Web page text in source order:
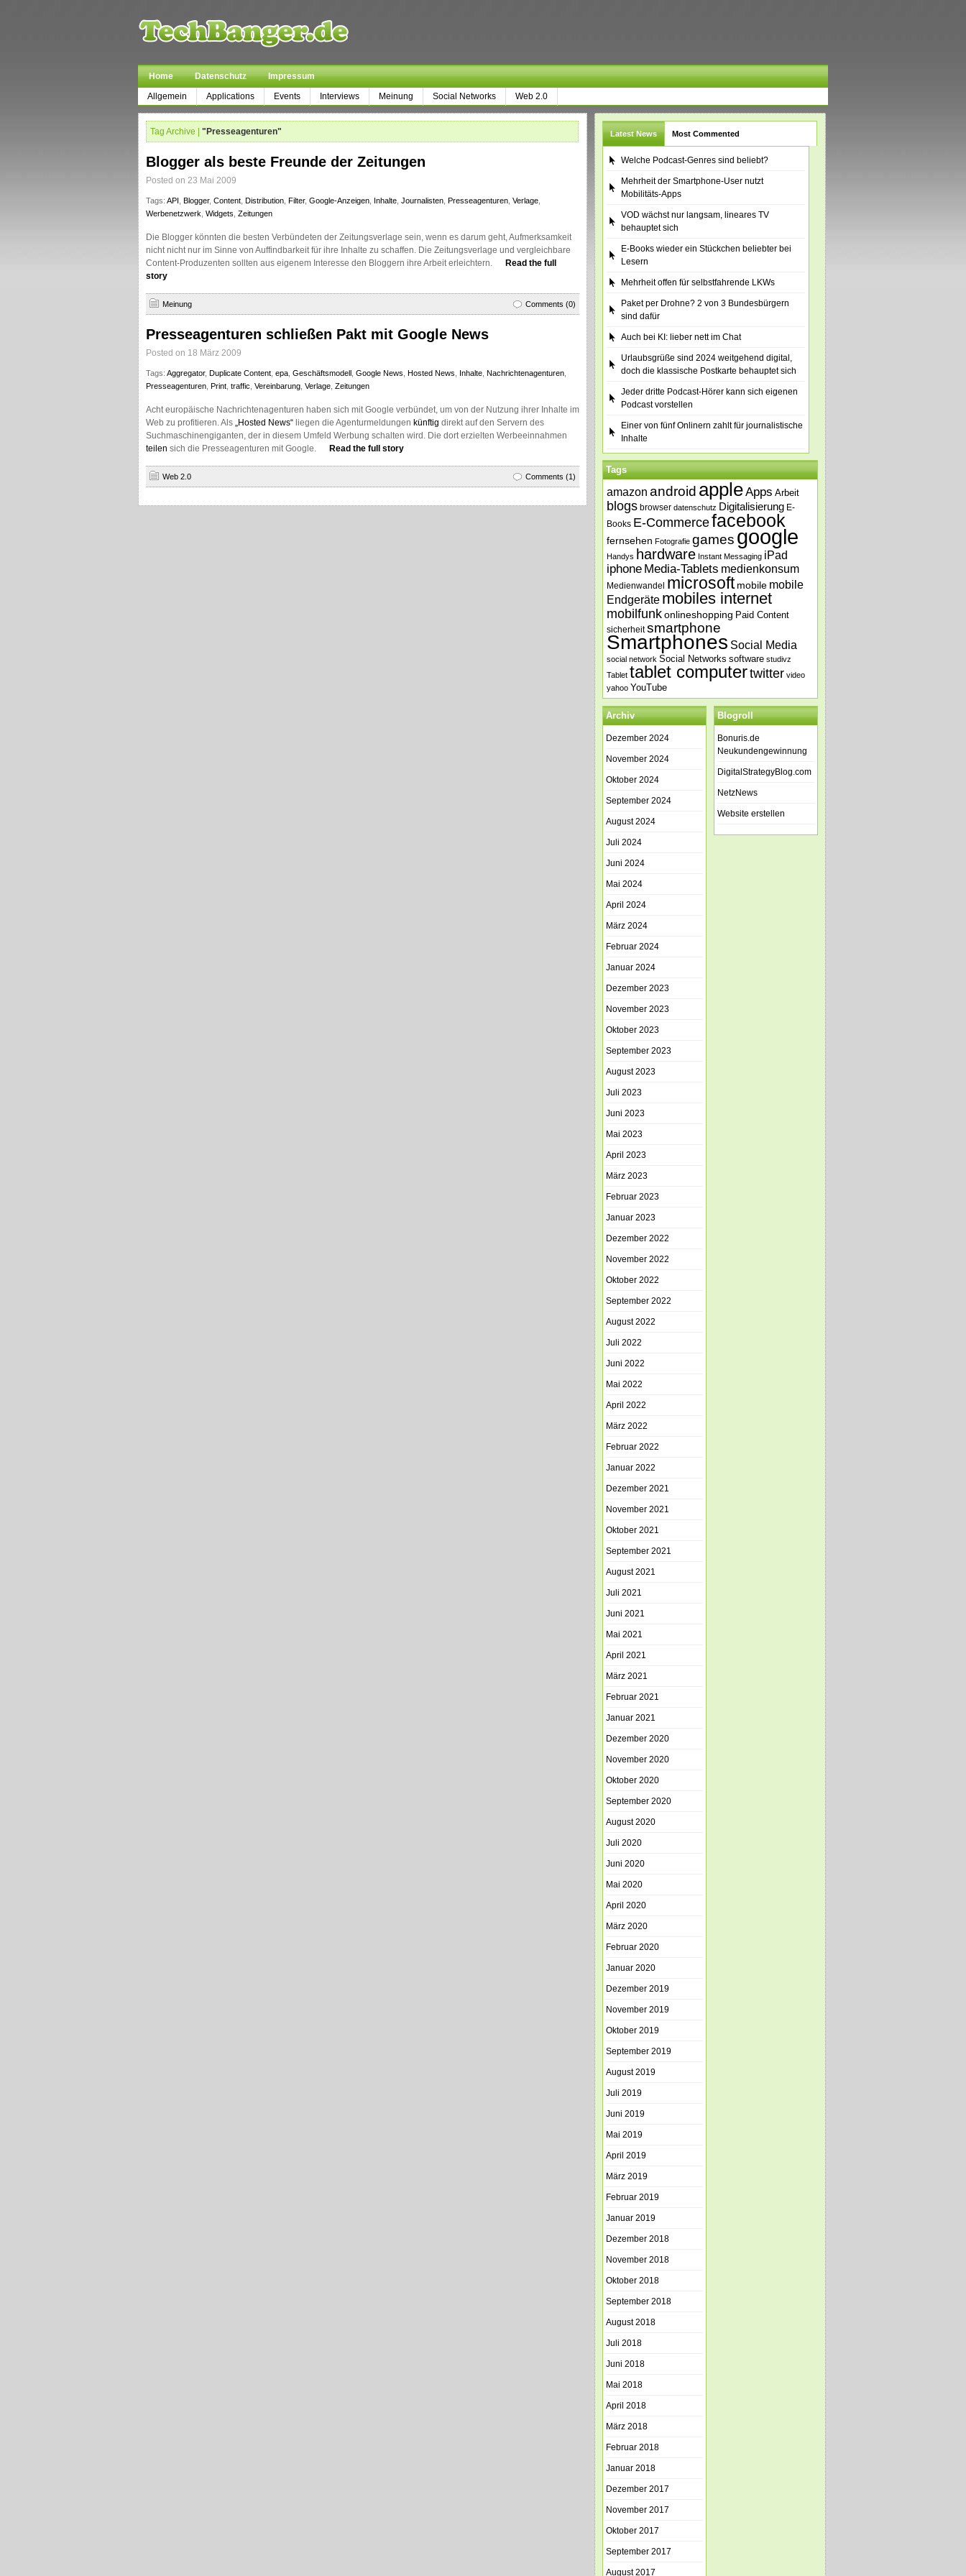
Home Datenschutz
Impressum
Allgemein
Applications Events Interviews Meinung Social Networks Web 2.0
Tag Archive | "Presseagenturen"
Blogger als beste Freunde der Zeitungen
Posted on 23 Mai 2009
Tags: API Blogger, Content Distribution Filter, Google-Anzeigen Inhalte Journalisten Presseagenturen Verlage
Werbenetzwerk Widgets Zeitungen
Die Blogger könnten die besten Verbündeten der Zeitungsverlage sein, wenn es darum geht, Aufmerksamkeit
nicht nicht nur im Sinne von Auffindbarkeit für ihre Inhalte zu schaffen. Die Zeitungsverlage und vergleichbare
Content-Produzenten sollten aus eigenem Interesse den Bloggern ihre Arbeit erleichtern.
Read the full
story
Meinung Comments (0)
Presseagenturen schließen Pakt mit Google News
Posted on 18 März 2009
Tags: Aggregator, Duplicate Content epa Geschäftsmodell Google News Hosted News Inhalte Nachrichtenagenturen
Presseagenturen Print traffic Vereinbarung Verlage Zeitungen
Acht europäische Nachrichtenagenturen haben sich mit Google verbündet, um von der Nutzung ihrer Inhalte im
Web zu profitieren. Als „Hosted News“ liegen die Agenturmeldungen künftig direkt auf den Servern des
Suchmaschinengiganten, der in diesem Umfeld Werbung schalten wird. Die dort erzielten Werbeeinnahmen
teilen sich die Presseagenturen mit Google. Read the full story
Web 2.0 Comments (1)
Latest News Most Commented
Welche Podcast-Genres sind beliebt?
Mehrheit der Smartphone-User nutzt
Mobilitäts-Apps
VOD wächst nur langsam, lineares TV
behauptet sich
E-Books wieder ein Stückchen beliebter bei
Lesern
Mehrheit offen für selbstfahrende LKWs
Paket per Drohne? 2 von 3 Bundesbürgern
sind dafür
Auch bei KI: lieber nett im Chat
Urlaubsgrüße sind 2024 weitgehend digital,
doch die klassische Postkarte behauptet sich
Jeder dritte Podcast-Hörer kann sich eigenen
Podcast vorstellen
Einer von fünf Onlinern zahlt für journalistische
Inhalte
Tags
amazon android appleApps Arbeit
blogs browser datenschutz Digitalisierung E-
Books E-Commercefacebook
fernsehen Fotografie games google
Handys hardware Instant Messaging iPad
iphone Media-Tablets medienkonsum
Medienwandel microsoft mobile mobile
Endgeräte mobiles internet
mobilfunkonlineshopping Paid Content
sicherheit smartphone
Smartphones Social Media
social network Social Networks software studivz
Tablet tablet computertwitter video
yahoo YouTube
Archiv
Dezember 2024
November 2024
Oktober 2024
September 2024
August 2024
Juli 2024
Juni 2024
Mai 2024
April 2024
März 2024
Februar 2024
Januar 2024
Dezember 2023
November 2023
Oktober 2023
September 2023
August 2023
Juli 2023
Juni 2023
Mai 2023
April 2023
März 2023
Februar 2023
Januar 2023
Dezember 2022
November 2022
Oktober 2022
September 2022
August 2022
Juli 2022
Juni 2022
Mai 2022
April 2022
März 2022
Februar 2022
Januar 2022
Dezember 2021
November 2021
Oktober 2021
September 2021
August 2021
Juli 2021
Juni 2021
Mai 2021
April 2021
März 2021
Februar 2021
Januar 2021
Dezember 2020
November 2020
Oktober 2020
September 2020
August 2020
Juli 2020
Juni 2020
Mai 2020
April 2020
März 2020
Februar 2020
Januar 2020
Dezember 2019
November 2019
Oktober 2019
September 2019
August 2019
Juli 2019
Juni 2019
Mai 2019
April 2019
März 2019
Februar 2019
Januar 2019
Dezember 2018
November 2018
Oktober 2018
September 2018
August 2018
Juli 2018
Juni 2018
Mai 2018
April 2018
März 2018
Februar 2018
Januar 2018
Dezember 2017
November 2017
Oktober 2017
September 2017
August 2017
Blogroll
Bonuris.de
Neukundengewinnung
DigitalStrategyBlog.com
NetzNews
Website erstellen